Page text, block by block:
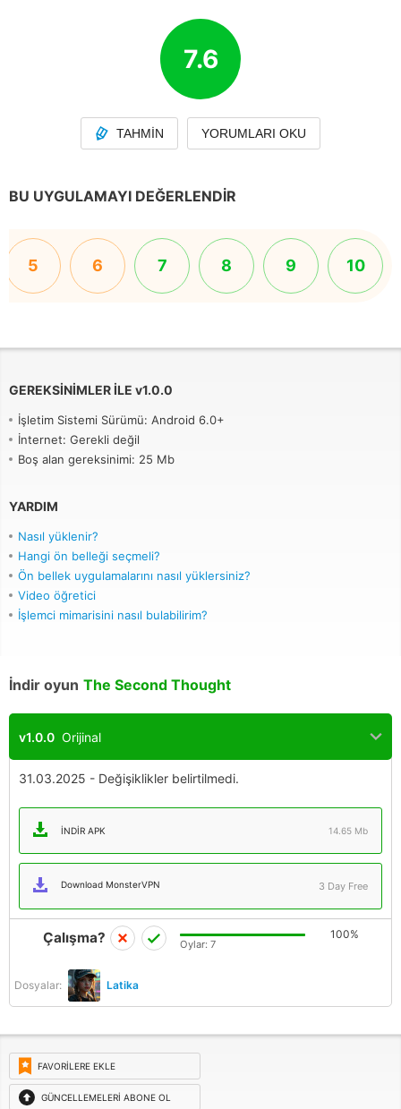
7.6
TAHMIN YORUMLARI OKU
BU UYGULAMAYI DEĞERLENDIR
5 6 7 8 9 10
GEREKSINIMLER ILE v1.0.0
İşletim Sistemi Sürümü: Android 6.0+
İnternet: Gerekli değil
Boş alan gereksinimi: 25 Mb
YARDIM
Nasıl yüklenir?
Hangi ön belleği seçmeli?
Ön bellek uygulamalarını nasıl yüklersiniz?
Video öğretici
İşlemci mimarisini nasıl bulabilirim?
İndir oyun The Second Thought
v1.0.0 Orijinal
31.03.2025 - Değişiklikler belirtilmedi.
İNDIR APK 14.65 Mb
Download MonsterVPN 3 Day Free
Dosyalar: Latika
Çalışma? 100%
Oylar: 7
FAVORILERE EKLE
GÜNCELLEMELERI ABONE OL